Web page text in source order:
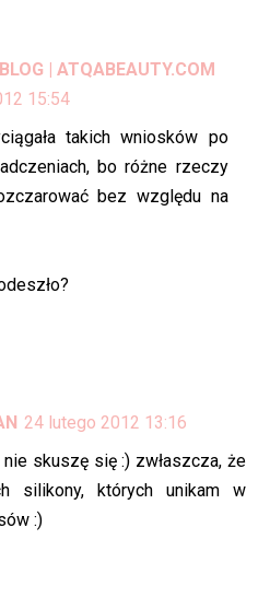
| ATQABEAUTY.COM
15:54
takich wniosków po
bo różne rzeczy
bez względu na
24 lutego 2012 13:16
skuszę się :) zwłaszcza, że
silikony, których unikam w
:)